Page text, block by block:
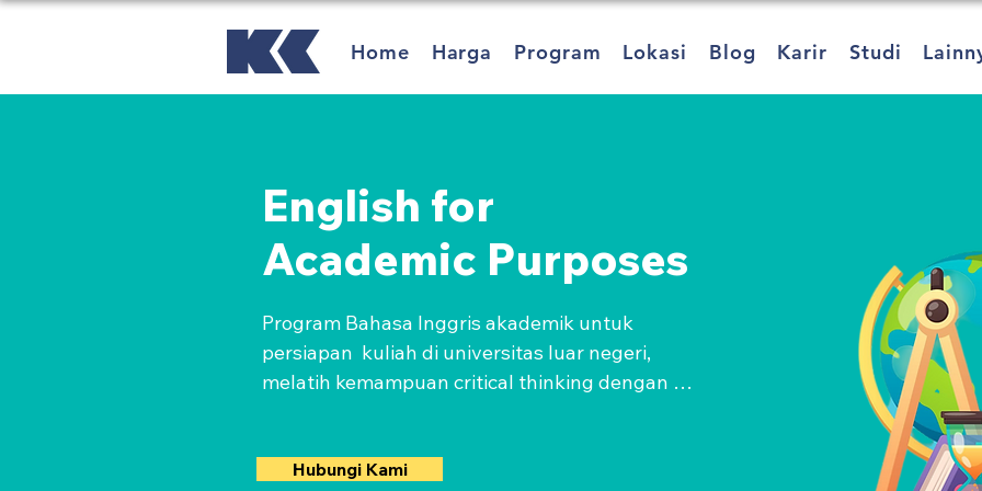
Home Harga Program Lokasi Blog Karir Studi
English for
Academic Purposes
Program Bahasa Inggris akademik untuk
persiapan  kuliah di universitas luar negeri,
melatih kemampuan critical thinking dengan
Hubungi Kami